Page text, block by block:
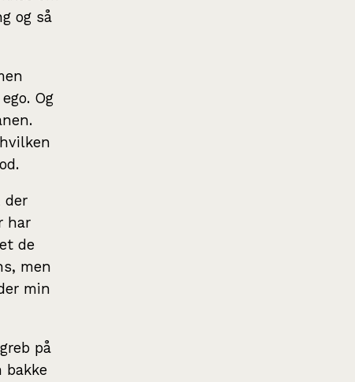
og så
Og
der
har
de
men
min
på
bakke